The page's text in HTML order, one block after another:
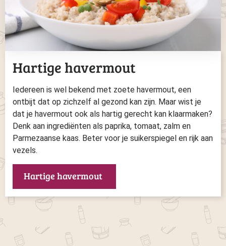
Hartige havermout
Iedereen is wel bekend met zoete havermout, een
ontbijt dat op zichzelf al gezond kan zijn. Maar wist je
dat je havermout ook als hartig gerecht kan klaarmaken?
Denk aan ingrediënten als paprika, tomaat, zalm en
Parmezaanse kaas. Beter voor je suikerspiegel en rijk aan
vezels.
Hartige havermout